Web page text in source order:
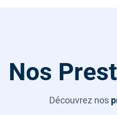
Nos
Découvrez nos